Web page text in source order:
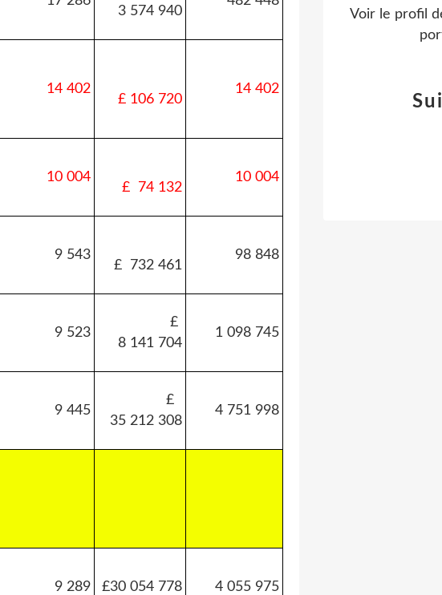
3 574 940
14 402
£ 106 720
14 402
10 004
£ 74 132
10 004
9 543
£ 732 461
98 848
9 523
£
8 141 704
1 098 745
9 445
£
35 212 308
4 751 998
9 289 £30 054 778 4 055 975
Voir le profil